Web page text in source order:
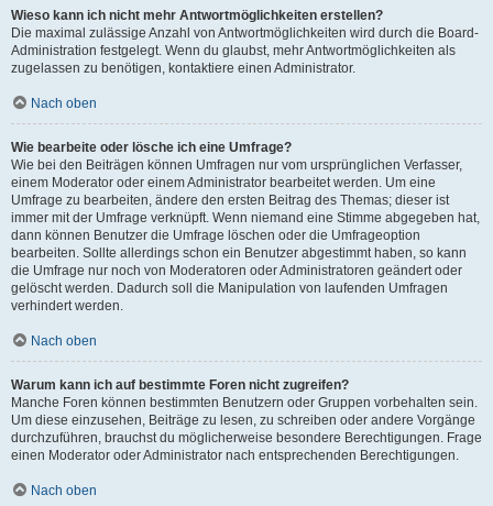
Wieso kann ich nicht mehr Antwortmöglichkeiten erstellen?
Die maximal zulässige Anzahl von Antwortmöglichkeiten wird durch die Board-
Administration festgelegt. Wenn du glaubst, mehr Antwortmöglichkeiten als
zugelassen zu benötigen, kontaktiere einen Administrator.
Nach oben
Wie bearbeite oder lösche ich eine Umfrage?
Wie bei den Beiträgen können Umfragen nur vom ursprünglichen Verfasser,
einem Moderator oder einem Administrator bearbeitet werden. Um eine
Umfrage zu bearbeiten, ändere den ersten Beitrag des Themas; dieser ist
immer mit der Umfrage verknüpft. Wenn niemand eine Stimme abgegeben hat,
dann können Benutzer die Umfrage löschen oder die Umfrageoption
bearbeiten. Sollte allerdings schon ein Benutzer abgestimmt haben, so kann
die Umfrage nur noch von Moderatoren oder Administratoren geändert oder
gelöscht werden. Dadurch soll die Manipulation von laufenden Umfragen
verhindert werden.
Nach oben
Warum kann ich auf bestimmte Foren nicht zugreifen?
Manche Foren können bestimmten Benutzern oder Gruppen vorbehalten sein.
Um diese einzusehen, Beiträge zu lesen, zu schreiben oder andere Vorgänge
durchzuführen, brauchst du möglicherweise besondere Berechtigungen. Frage
einen Moderator oder Administrator nach entsprechenden Berechtigungen.
Nach oben